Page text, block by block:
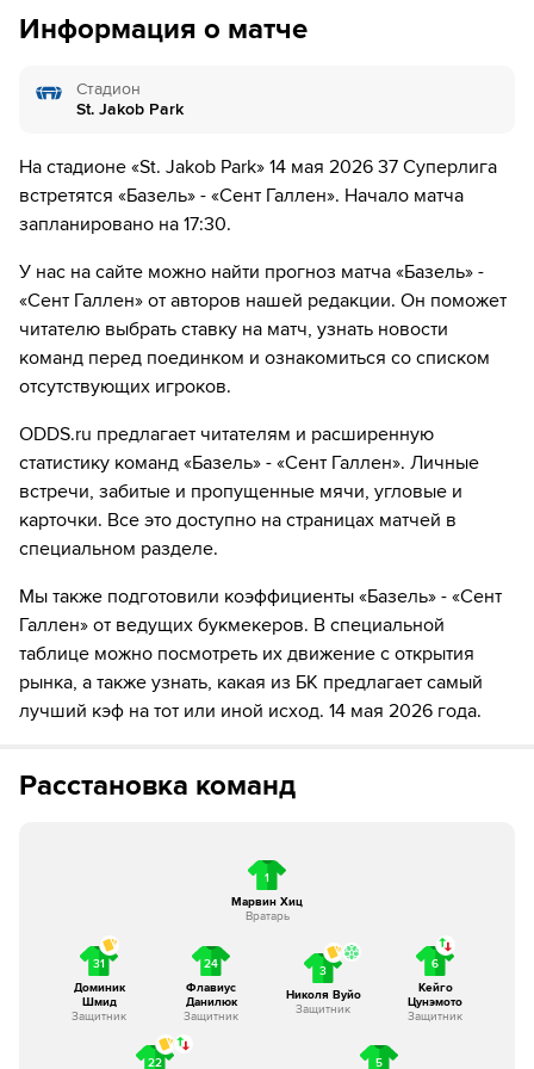
Игрок "Сент Галлен" Алиу Бальде забивает гол!
Замена "Базель": Giacomo Koloto ↔ Альбиан Айети
57´
Замена "Базель": Джердан Шакири ↔ Коба
Коиндреди
59´
Игрок "Базель" Доминик Шмид получает жёлтую
61´
Замена "Сент Галлен": Alessandro Vogt ↔ Diego
Besio
67´ Замена "Базель": Лео Лерой ↔ Ибраим Сала
75´
Замена "Сент Галлен": Лукас Гортлер ↔ Бетим
Фазлии
78´ГОЛ!
78´ Игрок "Сент Галлен" Карло Бухалфа забивает гол!
81´ Замена "Базель": Кейго Цунэмото ↔ Кевин Рюгг
81´
Замена "Базель": Жюльен Дюранвиль ↔ Agon
Rexhaj
Замена "Сент Галлен": Карло Бухалфа ↔ Жорди
Игрок "Сент Галлен" Бетим Фазлии получает
Игрок "Базель" Николя Вуйо забивает гол!
Информация о матче
Стадион
St. Jakob Park
На стадионе «St. Jakob Park» 14 мая 2026 37 Суперлига
встретятся «Базель» - «Сент Галлен». Начало матча
запланировано на 17:30.
У нас на сайте можно найти прогноз матча «Базель» -
«Сент Галлен» от авторов нашей редакции. Он поможет
читателю выбрать ставку на матч, узнать новости
команд перед поединком и ознакомиться со списком
отсутствующих игроков.
ODDS.ru предлагает читателям и расширенную
статистику команд «Базель» - «Сент Галлен». Личные
встречи, забитые и пропущенные мячи, угловые и
карточки. Все это доступно на страницах матчей в
специальном разделе.
Мы также подготовили коэффициенты «Базель» - «Сент
Галлен» от ведущих букмекеров. В специальной
таблице можно посмотреть их движение с открытия
рынка, а также узнать, какая из БК предлагает самый
лучший кэф на тот или иной исход. 14 мая 2026 года.
Расстановка команд
1
Марвин Хиц
Вратарь
31
Доминик
Шмид
Защитник
24
Флавиус
Данилюк
Защитник
3
Николя Вуйо
Защитник
6
Кейго
Цунэмото
Защитник
22
5